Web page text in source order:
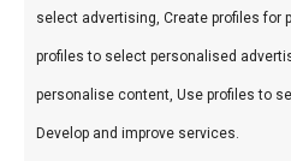
select advertising, Create profiles for
profiles to select personalised
personalise content, Use profiles to
Develop and improve services.
Plaats 2
onder de koker
Steek de wokkels aan
door de koker